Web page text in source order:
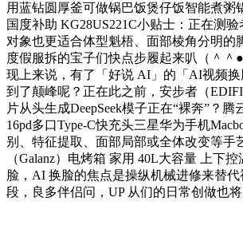
用蓝钻圆厚釜可做锅巴饭煲仔饭智能煮粥
国度补助 KG28US221C小贴士：正在测
对象也更适合体型魁梧、面部棱角分明
度假服拆的宝子们快点步履起来叭（＾
现上来说，有了「好说 AI」的「AI视频
到了颠峰呢？正在此之前，安步者（
片从头生成DeepSeek模子正在“裸奔”？
16pd多口Type-C快充头三星华为手机
别、特征提取、面部局部或全体改变等
（Galanz）电烤箱 家用 40L大容量 上下
脸，AI 换脸的焦点是操纵机械进修来替
段，良多伴侣问，UP 从们的日常创做也